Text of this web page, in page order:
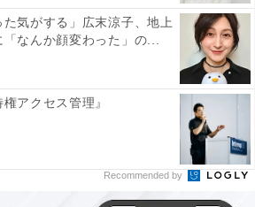
た気がする」広末涼子、地上
なんか顔変わった」の...
アクセス管理』
Recommended by